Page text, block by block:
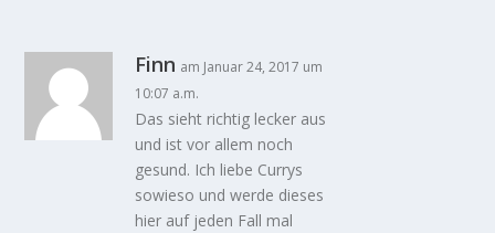
Finn am Januar 24, 2017 um
10:07 a.m.
Das sieht richtig lecker aus
und ist vor allem noch
gesund. Ich liebe Currys
sowieso und werde dieses
hier auf jeden Fall mal